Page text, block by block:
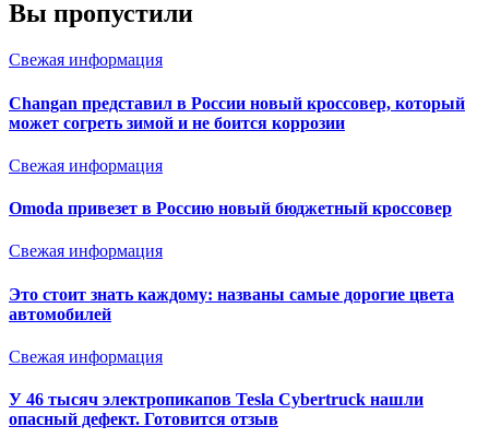
Вы пропустили
Свежая информация
Changan представил в России новый кроссовер, который
может согреть зимой и не боится коррозии
Свежая информация
Omoda привезет в Россию новый бюджетный кроссовер
Свежая информация
Это стоит знать каждому: названы самые дорогие цвета
автомобилей
Свежая информация
У 46 тысяч электропикапов Tesla Cybertruck нашли
опасный дефект. Готовится отзыв